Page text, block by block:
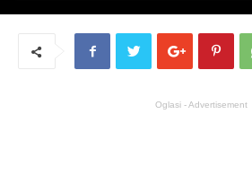
Oglasi - Advertisement